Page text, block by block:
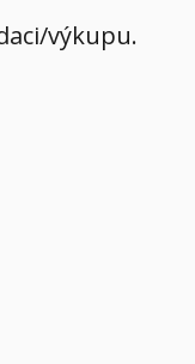
výkupu.